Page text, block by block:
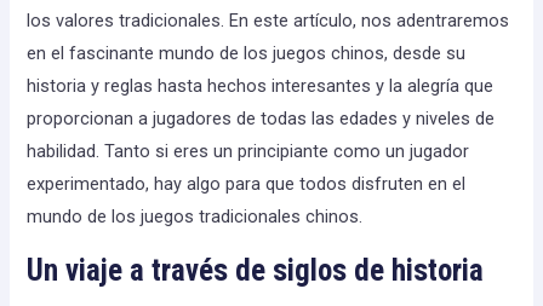
los valores tradicionales. En este artículo, nos adentraremos
en el fascinante mundo de los juegos chinos, desde su
historia y reglas hasta hechos interesantes y la alegría que
proporcionan a jugadores de todas las edades y niveles de
habilidad. Tanto si eres un principiante como un jugador
experimentado, hay algo para que todos disfruten en el
mundo de los juegos tradicionales chinos.
Un viaje a través de siglos de historia